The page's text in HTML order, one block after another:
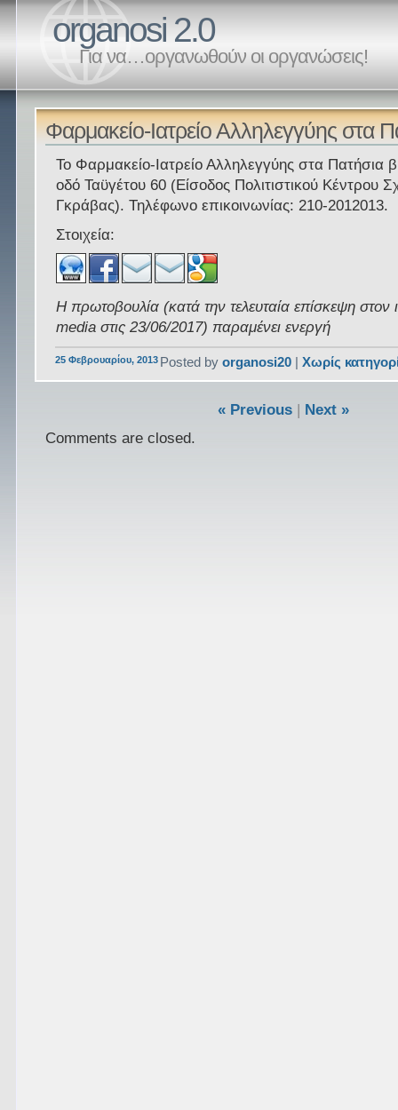
organosi 2.0
Για να…οργανωθούν οι οργανώσεις!
Φαρμακείο-Ιατρείο Αλληλεγγύης στα
Το Φαρμακείο-Ιατρείο Αλληλεγγύης στα Πατήσια
οδό Ταϋγέτου 60 (Είσοδος Πολιτιστικού Κέντρου
Γκράβας). Τηλέφωνο επικοινωνίας: 210-2012013.
Στοιχεία:
Η πρωτοβουλία (κατά την τελευταία επίσκεψη
media στις 23/06/2017) παραμένει ενεργή
25 Φεβρουαρίου, 2013 Posted byorganosi20 |Χωρίς
« Previous| Next »
Comments are closed.